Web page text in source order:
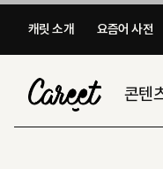
캐릿 소개 요즘어 사전
콘텐